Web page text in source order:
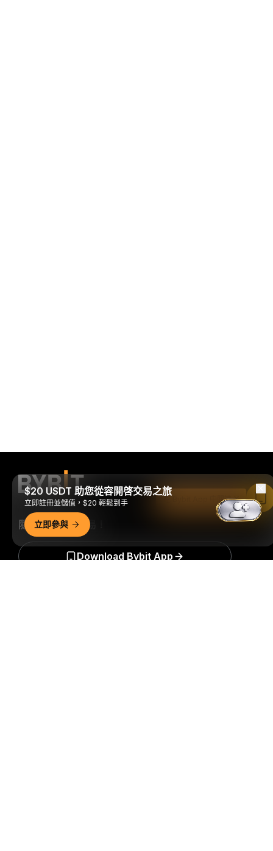
隨時隨地進行交易！
Download Bybit App
$20 USDT 助您從容開啓交易之旅
立即註冊並儲值，$20 輕鬆到手
立即參與
在 Bybit App 中閱讀